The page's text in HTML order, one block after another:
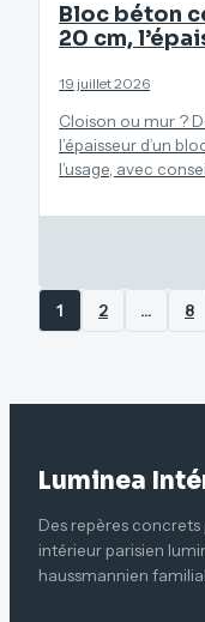
Bloc béton
20 cm,
19 juillet 2026
Cloison ou mur ?
l’épaisseur d’un
l’usage, avec
1 2 … 8
Luminea
Des repères
intérieur parisien
haussmannien familial.